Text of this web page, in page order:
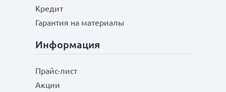
Кредит
Гарантия на материалы
Информация
Прайс-лист
Акции